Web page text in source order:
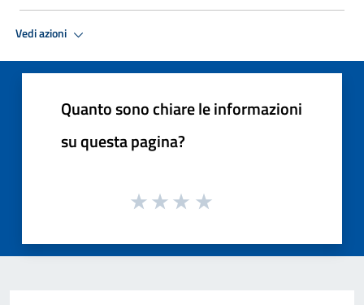
Vedi azioni
Quanto sono chiare le informazioni
su questa pagina?